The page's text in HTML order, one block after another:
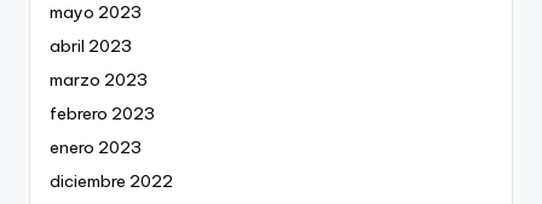
mayo 2023
abril 2023
marzo 2023
febrero 2023
enero 2023
diciembre 2022